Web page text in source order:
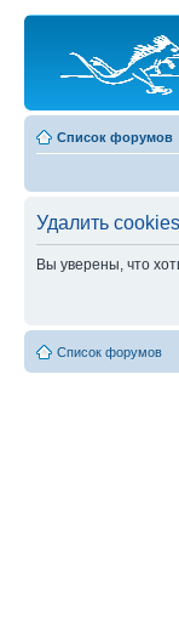
Список форумов
Удалить
Вы уверены, что
Список форумов